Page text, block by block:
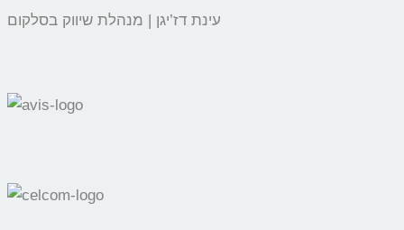
עינת דז’יגן | מנהלת שיווק בסלקום